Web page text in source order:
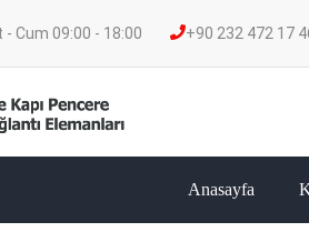
- Cum 09:00 - 18:00 +90 232 472 17
Anasayfa